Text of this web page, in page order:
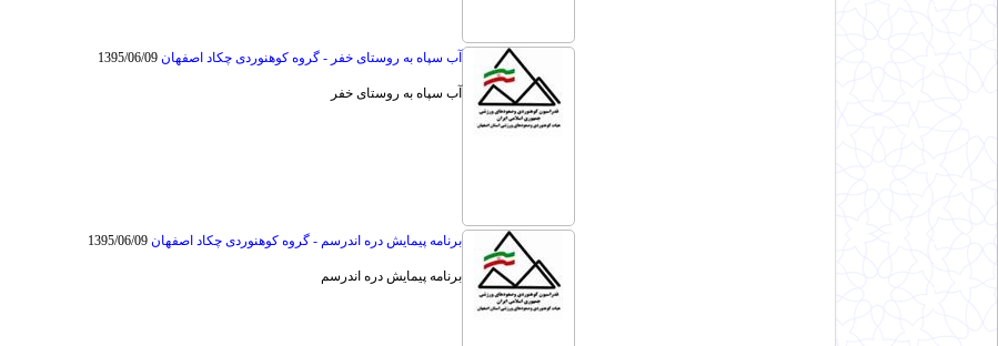
آب سپاه به روستای خفر - گروه کوهنوردی چکاد اصفهان 1395/06/09
آب سپاه به روستای خفر
برنامه پیمایش دره اندرسم - گروه کوهنوردی چکاد اصفهان 1395/06/09
برنامه پیمایش دره اندرسم